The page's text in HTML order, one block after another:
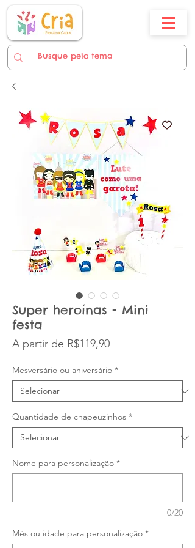
Super heroínas - Mini
festa
A partir de R$119,90Preço promocional
Mesversário ou aniversário *
Quantidade de chapeuzinhos *
Nome para personalização *
0/20
Mês ou idade para personalização *